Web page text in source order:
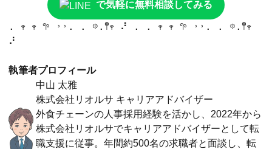
で気軽に無料相談してみる
. 𖥧 𖥧 𖧧 ˒˒. . 𖡼.𖤣𖥧 ⠜ . . 𖥧 𖥧 𖧧 ˒˒. . 𖡼.𖤣𖥧
⠜
執筆者プロフィール
中山 太雅
株式会社リオルサ キャリアアドバイザー
外食チェーンの人事採用経験を活かし、2022年から
株式会社リオルサでキャリアアドバイザーとして転
職支援に従事。年間約500名の求職者と面談し、転